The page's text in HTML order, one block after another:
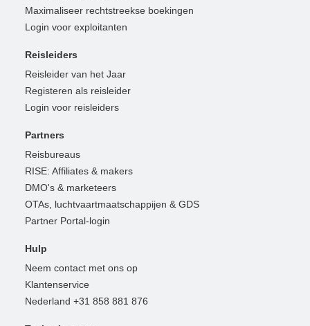
Maximaliseer rechtstreekse boekingen
Login voor exploitanten
Reisleiders
Reisleider van het Jaar
Registeren als reisleider
Login voor reisleiders
Partners
Reisbureaus
RISE: Affiliates & makers
DMO's & marketeers
OTAs, luchtvaartmaatschappijen & GDS
Partner Portal-login
Hulp
Neem contact met ons op
Klantenservice
Nederland +31 858 881 876